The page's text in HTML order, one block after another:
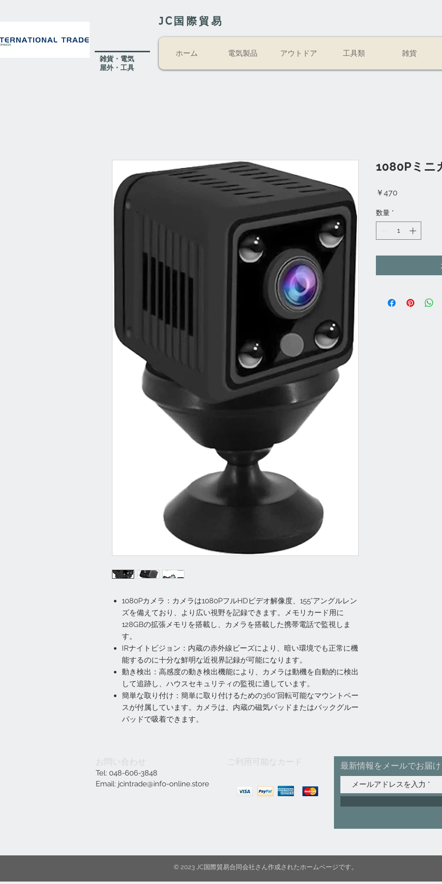
JC国際貿易
​雑貨・電気
​屋外・工具
ホーム 電気製品 アウトドア 工具類 雑貨
1080Pカメラ：カメラは1080PフルHDビデオ解像度、155°アングルレン
ズを備えており、より広い視野を記録できます。メモリカード用に
128GBの拡張メモリを搭載し、カメラを搭載した携帯電話で監視しま
す。
IRナイトビジョン：内蔵の赤外線ビーズにより、暗い環境でも正常に機
能するのに十分な鮮明な近視界記録が可能になります。
動き検出：高感度の動き検出機能により、カメラは動機を自動的に検出
して追跡し、ハウスセキュリティの監視に適しています。
簡単な取り付け：簡単に取り付けるための360°回転可能なマウントベー
スが付属しています。カメラは、内蔵の磁気パッドまたはバックグルー
パッドで吸着できます。
1080Pミニ
￥470
数量 *
お問い合わせ
Tel: 048-606-3848
Email: jcintrade@info-online.store
ご利用可能なカード 最新情報をメールでお届
© 2023 JC国際貿易合同会社さん作成されたホームページです。